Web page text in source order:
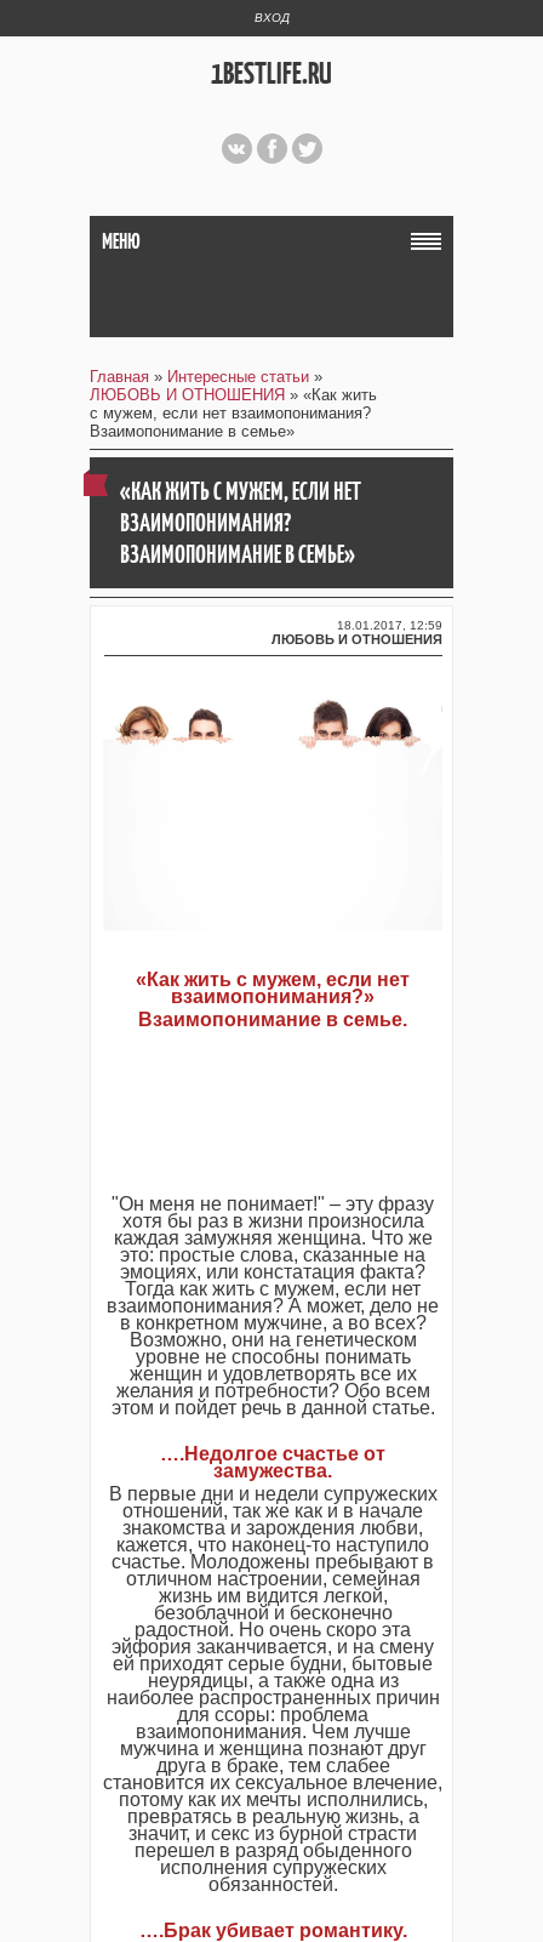
ВХОД
1BESTLIFE.RU
МЕНЮ
Главная » Интересные статьи »
ЛЮБОВЬ И ОТНОШЕНИЯ » «Как жить
с мужем, если нет взаимопонимания?
Взаимопонимание в семье»
«КАК ЖИТЬ С МУЖЕМ, ЕСЛИ НЕТ
ВЗАИМОПОНИМАНИЯ?
ВЗАИМОПОНИМАНИЕ В СЕМЬЕ»
18.01.2017, 12:59
ЛЮБОВЬ И ОТНОШЕНИЯ
«Как жить с мужем, если нет
взаимопонимания?»
Взаимопонимание в семье.
"Он меня не понимает!" – эту фразу
хотя бы раз в жизни произносила
каждая замужняя женщина. Что же
это: простые слова, сказанные на
эмоциях, или констатация факта?
Тогда как жить с мужем, если нет
взаимопонимания? А может, дело не
в конкретном мужчине, а во всех?
Возможно, они на генетическом
уровне не способны понимать
женщин и удовлетворять все их
желания и потребности? Обо всем
этом и пойдет речь в данной статье.
….Недолгое счастье от
замужества.
В первые дни и недели супружеских
отношений, так же как и в начале
знакомства и зарождения любви,
кажется, что наконец-то наступило
счастье. Молодожены пребывают в
отличном настроении, семейная
жизнь им видится легкой,
безоблачной и бесконечно
радостной. Но очень скоро эта
эйфория заканчивается, и на смену
ей приходят серые будни, бытовые
неурядицы, а также одна из
наиболее распространенных причин
для ссоры: проблема
взаимопонимания. Чем лучше
мужчина и женщина познают друг
друга в браке, тем слабее
становится их сексуальное влечение,
потому как их мечты исполнились,
превратясь в реальную жизнь, а
значит, и секс из бурной страсти
перешел в разряд обыденного
исполнения супружеских
обязанностей.
….Брак убивает романтику.